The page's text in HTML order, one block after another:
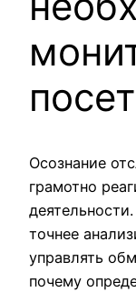
Осознание
грамотно
точнее
управлять
почему